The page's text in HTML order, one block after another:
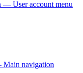
— User account menu
navigation